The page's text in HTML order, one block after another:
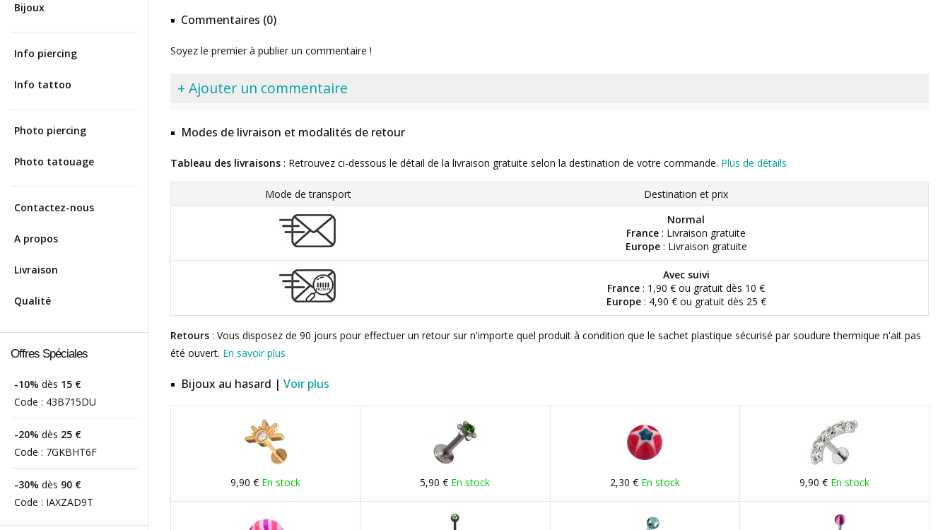
Bijoux
Info piercing
Info tattoo
Photo piercing
Photo tatouage
Contactez-nous
A propos
Livraison
Qualité
Offres Spéciales
-10% dès 15 €
Code : 43B715DU
-20% dès 25 €
Code : 7GKBHT6F
-30% dès 90 €
Code : IAXZAD9T
Commentaires (0)
Soyez le premier à publier un commentaire !
+ Ajouter un commentaire
Modes de livraison et modalités de retour
Tableau des livraisons : Retrouvez ci-dessous le détail de la livraison gratuite selon la destination de votre commande. Plus de détails
Mode de transport
Destination et prix
Normal
France : Livraison gratuite
Europe: Livraison gratuite
Avec suivi
France : 1,90 € ou gratuit dès 10 €
Europe: 4,90 € ou gratuit dès 25 €
Retours : Vous disposez de 90 jours pour effectuer un retour sur n'importe quel produit à condition que le sachet plastique sécurisé par soudure thermique n'ait pas
été ouvert. En savoir plus
Bijoux au hasard | Voir plus
9,90 € En stock 5,90 € En stock 2,30 € En stock 9,90 € En stock